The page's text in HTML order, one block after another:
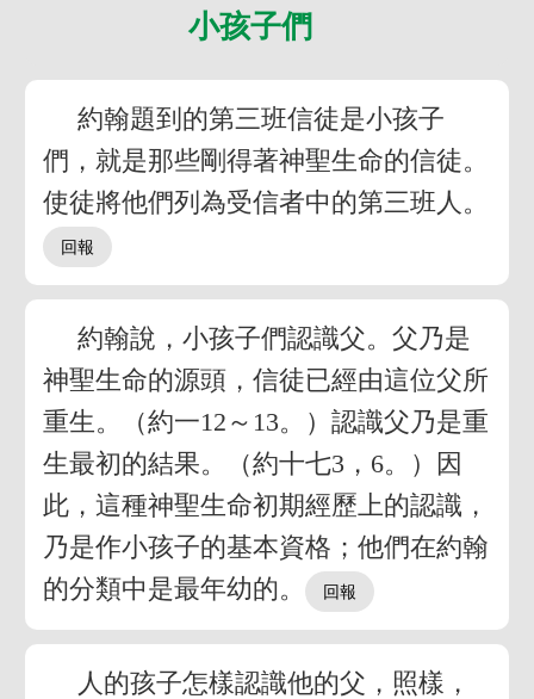
小孩子們
約翰題到的第三班信徒是小孩子
們，就是那些剛得著神聖生命的信徒。
使徒將他們列為受信者中的第三班人。
約翰說，小孩子們認識父。父乃是
神聖生命的源頭，信徒已經由這位父所
重生。（約一12～13。）認識父乃是重
生最初的結果。（約十七3，6。）因
此，這種神聖生命初期經歷上的認識，
乃是作小孩子的基本資格；他們在約翰
的分類中是最年幼的。
人的孩子怎樣認識他的父，照樣，